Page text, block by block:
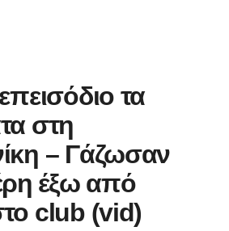
τα
στη
– Γάζωσαν
έξω από
club (vid)